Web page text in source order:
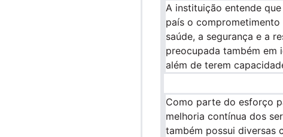
A instituição entende
país o
saúde, a segurança e a
preocupada também em
além de terem
Como parte do esforço
melhoria contínua dos
também possui diversas